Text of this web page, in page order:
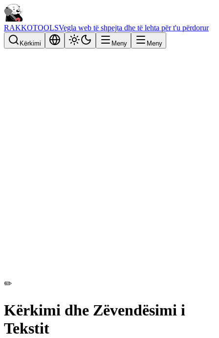
RAKKOTOOLSVegla web të shpejta dhe të lehta për t'u përdorur
Kërkimi Meny Meny
✏️
Kërkimi dhe Zëvendësimi i
Tekstit